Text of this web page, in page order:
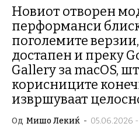
Новиот отворен
перформанси
поголемите
достапен и преку
Gallery за macOS,
корисниците
извршуваат
Од Мишо Лекиќ - 05.06.2026 -